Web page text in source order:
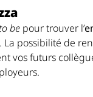
bepour trouver l’
. La possibilité de
vos futurs